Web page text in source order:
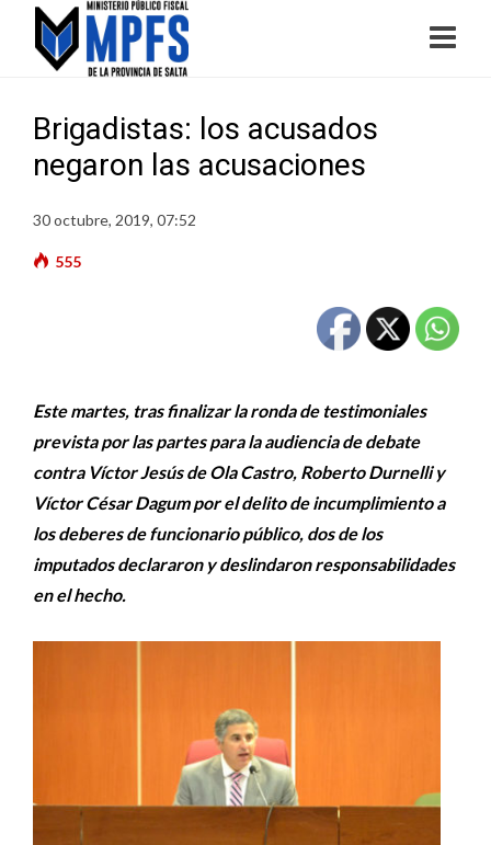
Brigadistas: los acusados
negaron las acusaciones
30 octubre, 2019, 07:52
555
Este martes, tras finalizar la ronda de testimoniales
prevista por las partes para la audiencia de debate
contra Víctor Jesús de Ola Castro, Roberto Durnelli y
Víctor César Dagum por el delito de incumplimiento a
los deberes de funcionario público, dos de los
imputados declararon y deslindaron responsabilidades
en el hecho.